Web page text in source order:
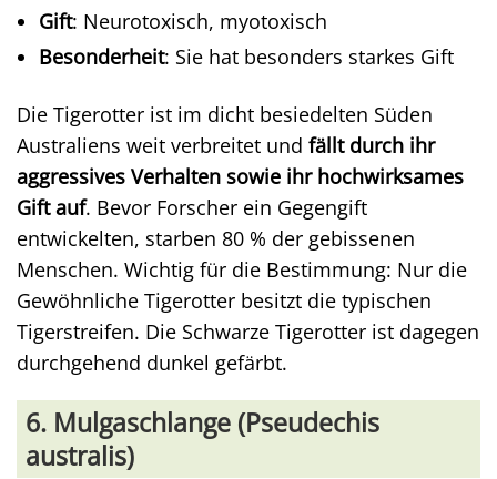
Gift: Neurotoxisch, myotoxisch
Besonderheit: Sie hat besonders starkes Gift
Die Tigerotter ist im dicht besiedelten Süden
Australiens weit verbreitet und fällt durch ihr
aggressives Verhalten sowie ihr hochwirksames
Gift auf. Bevor Forscher ein Gegengift
entwickelten, starben 80 % der gebissenen
Menschen. Wichtig für die Bestimmung: Nur die
Gewöhnliche Tigerotter besitzt die typischen
Tigerstreifen. Die Schwarze Tigerotter ist dagegen
durchgehend dunkel gefärbt.
6. Mulgaschlange (Pseudechis
australis)